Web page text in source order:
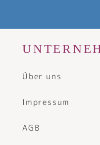
Über uns
Impressum
AGB